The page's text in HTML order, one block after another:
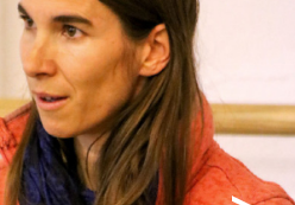
viel Zeit und
habe, habe sie